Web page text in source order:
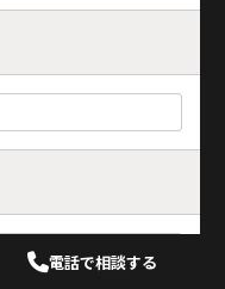
電話で相談する